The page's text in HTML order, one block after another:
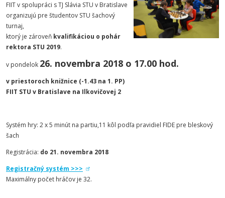
FIIT v spolupráci s TJ Slávia STU v Bratislave
organizujú pre študentov STU šachový
turnaj,
ktorý je zároveň kvalifikáciou o pohár
rektora STU 2019.
v pondelok 26. novembra 2018 o 17.00 hod.
v priestoroch knižnice (-1.43 na 1. PP)
FIIT STU v Bratislave na Ilkovičovej 2
Systém hry: 2 x 5 minút na partiu,11 kôl podľa pravidiel FIDE pre bleskový
šach
Registrácia: do 21. novembra 2018
Registračný systém >>>
Maximálny počet hráčov je 32.